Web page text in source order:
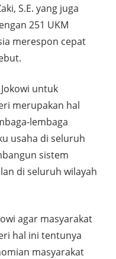
S.E. yang juga
251 UKM
merespon cepat
untuk
merupakan hal
lembaga
usaha di seluruh
sistem
di seluruh wilayah
agar masyarakat
hal ini tentunya
masyarakat